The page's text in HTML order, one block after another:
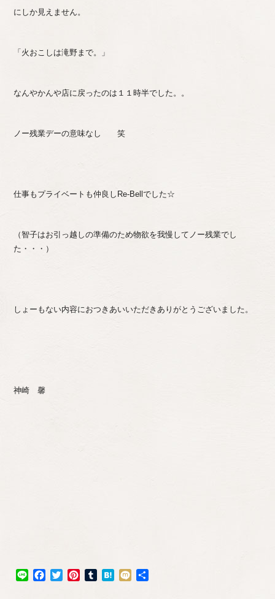
にしか見えません。
「火おこしは滝野まで。」
なんやかんや店に戻ったのは１１時半でした。。
ノー残業デーの意味なし 笑
仕事もプライベートも仲良しRe-Bellでした☆
（智子はお引っ越しの準備のため物欲を我慢してノー残業でし
た・・・）
しょーもない内容におつきあいいただきありがとうございました。
神崎 馨
Line Facebook
TwitterPinterestTumblrHatena
Mixi